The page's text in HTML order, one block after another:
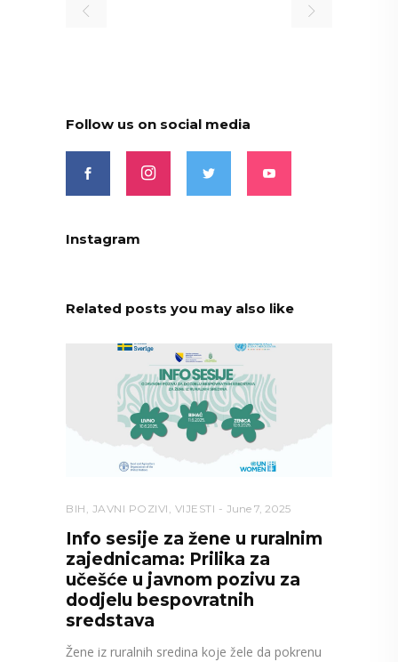
Follow us on social media
Instagram
Related posts you may also like
BIH , JAVNI POZIVI , VIJESTI June 7, 2025
Info sesije za žene u ruralnim
zajednicama: Prilika za
učešće u javnom pozivu za
dodjelu bespovratnih
sredstava
Žene iz ruralnih sredina koje žele da pokrenu